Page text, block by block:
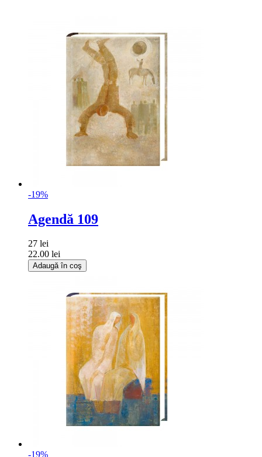
-19%
Agendă 109
27 lei
22.00 lei
Adaugă în coş
-19%